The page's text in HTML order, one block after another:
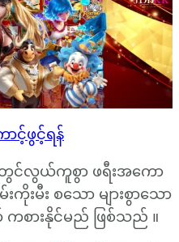
င့်ဖွင့်ရန်
တွင်လွယ်ကူစွာ ဖရီးအကော
းကိုးမီး စသော များစွာသော
ကစားနိုင်မည် ဖြစ်သည် ။